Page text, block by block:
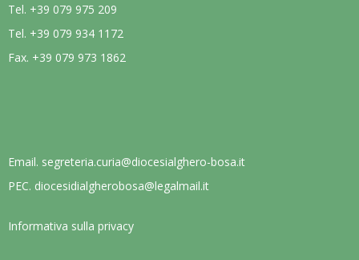
Tel. +39 079 975 209
Tel. +39 079 934 1172
Fax. +39 079 973 1862
Email. segreteria.curia@diocesialghero-bosa.it
PEC. diocesidialgherobosa@legalmail.it
Informativa sulla privacy